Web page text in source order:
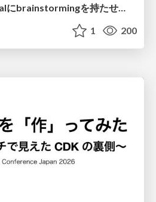
1 200